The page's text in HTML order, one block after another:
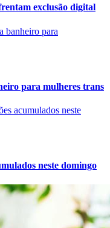
exclusão digital
para mulheres trans
neste domingo